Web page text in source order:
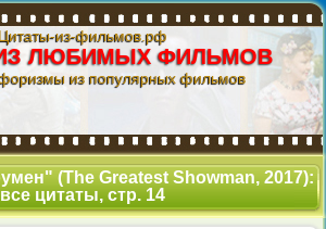
из-фильмов.рф
ЛЮБИМЫХ ФИЛЬМОВ
из популярных фильмов
(The Greatest Showman, 2017):
все цитаты, стр. 14